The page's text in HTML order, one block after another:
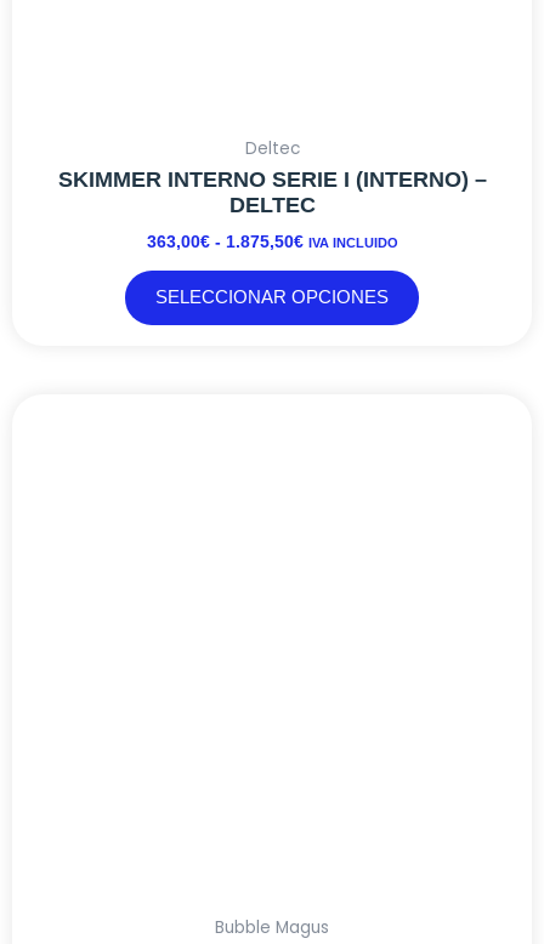
Deltec
SKIMMER INTERNO SERIE I (INTERNO) –
DELTEC
363,00€ - 1.875,50€ IVA INCLUIDO
SELECCIONAR OPCIONES
Bubble Magus